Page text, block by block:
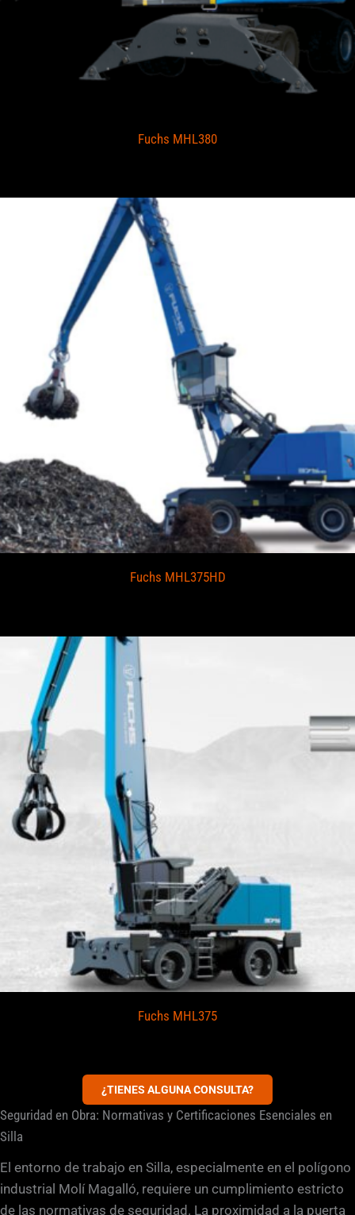
Fuchs MHL380
Fuchs MHL375HD
Fuchs MHL375
¿TIENES ALGUNA CONSULTA?
Seguridad en Obra: Normativas y Certificaciones Esenciales en
Silla
El entorno de trabajo en Silla, especialmente en el polígono
industrial Molí Magalló, requiere un cumplimiento estricto
de las normativas de seguridad. La proximidad a la puerta